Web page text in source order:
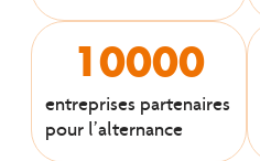
entreprises partenaires
pour l’alternance
10000